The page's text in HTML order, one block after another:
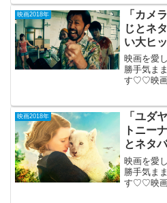
スターキ
ィ...
映画2018年
「カメ
じとネ
い大ヒ
映画を愛
勝手気ま
す♡♡映画
で2度お
は、今年
映画2018年
「ユダ
トニー
とネタ
た動物
映画を愛
勝手気ま
す♡♡映画